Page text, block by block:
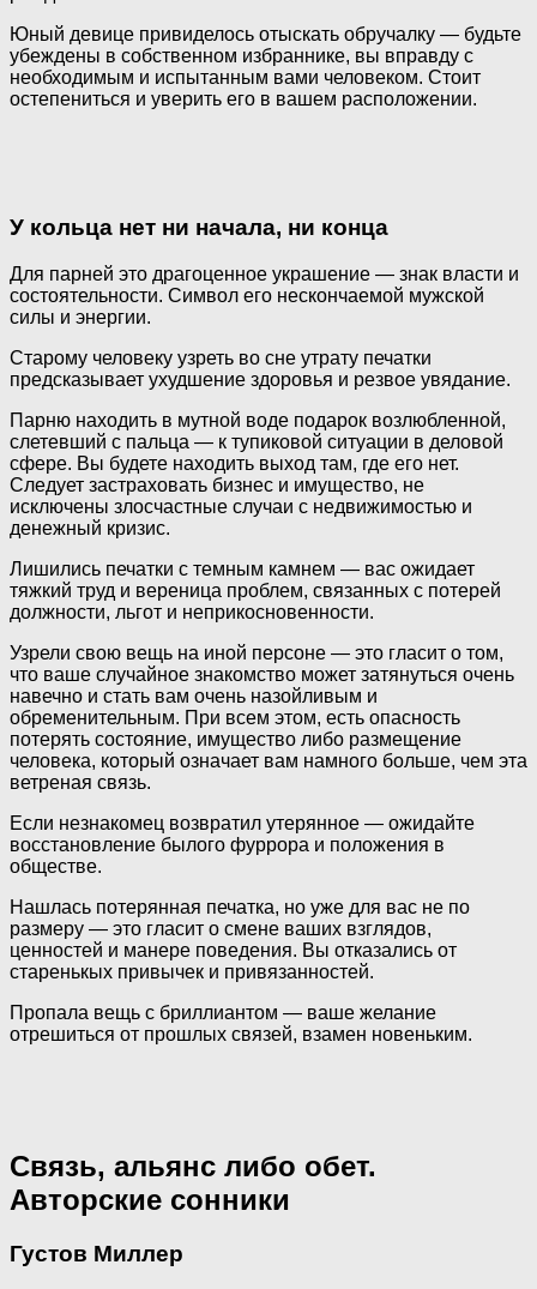
Юный девице привиделось отыскать обручалку — будьте
убеждены в собственном избраннике, вы вправду с
необходимым и испытанным вами человеком. Стоит
остепениться и уверить его в вашем расположении.
У кольца нет ни начала, ни конца
Для парней это драгоценное украшение — знак власти и
состоятельности. Символ его нескончаемой мужской
силы и энергии.
Старому человеку узреть во сне утрату печатки
предсказывает ухудшение здоровья и резвое увядание.
Парню находить в мутной воде подарок возлюбленной,
слетевший с пальца — к тупиковой ситуации в деловой
сфере. Вы будете находить выход там, где его нет.
Следует застраховать бизнес и имущество, не
исключены злосчастные случаи с недвижимостью и
денежный кризис.
Лишились печатки с темным камнем — вас ожидает
тяжкий труд и вереница проблем, связанных с потерей
должности, льгот и неприкосновенности.
Узрели свою вещь на иной персоне — это гласит о том,
что ваше случайное знакомство может затянуться очень
навечно и стать вам очень назойливым и
обременительным. При всем этом, есть опасность
потерять состояние, имущество либо размещение
человека, который означает вам намного больше, чем эта
ветреная связь.
Если незнакомец возвратил утерянное — ожидайте
восстановление былого фуррора и положения в
обществе.
Нашлась потерянная печатка, но уже для вас не по
размеру — это гласит о смене ваших взглядов,
ценностей и манере поведения. Вы отказались от
старенькых привычек и привязанностей.
Пропала вещь с бриллиантом — ваше желание
отрешиться от прошлых связей, взамен новеньким.
Связь, альянс либо обет.
Авторские сонники
Густов Миллер